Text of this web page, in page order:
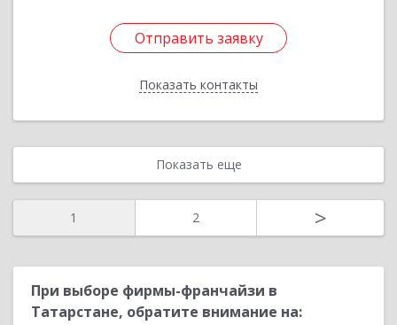
Отправить заявку
Показать контакты
Отправить заявку
Назад
Показать еще
1 2 >
При выборе фирмы-франчайзи в
Татарстане, обратите внимание на: